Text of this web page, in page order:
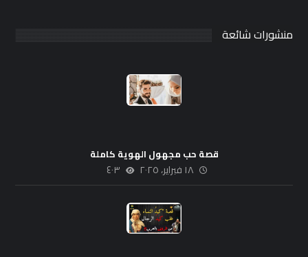
منشورات شائعة
قصة حب مجهول الهوية كاملة
١٨ فبراير، ٢٠٢٥ ٤٠٣